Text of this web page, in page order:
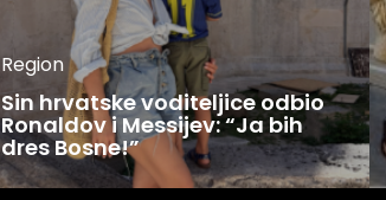
Region
Sin hrvatske voditeljice odbio
Ronaldov i Messijev: “Ja bih
dres Bosne!”